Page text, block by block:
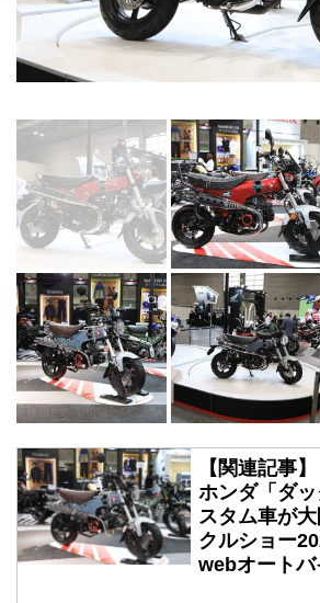
【関連記事
ホンダ「ダ
スタム車が
クルショー
webオートバ